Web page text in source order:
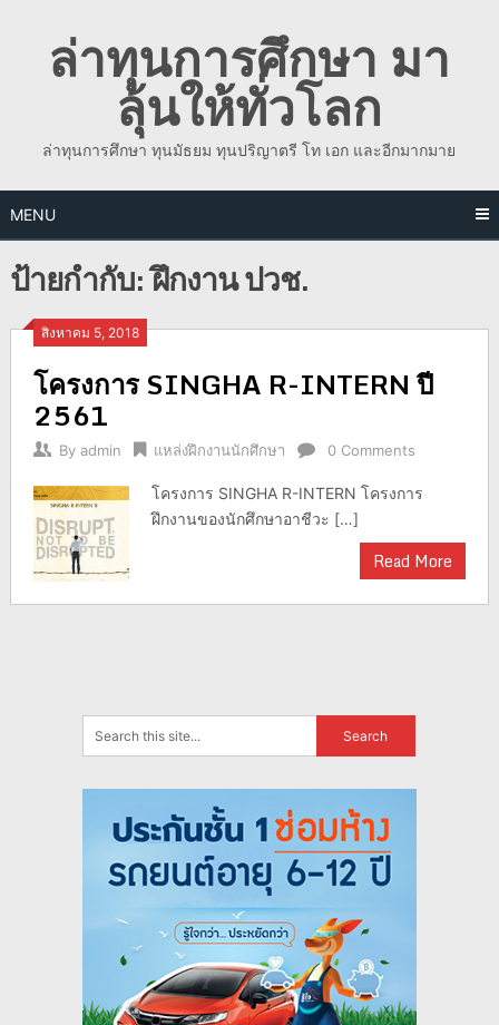
contentล่าทุนการศึกษา มา
ลุ้นให้ทั่วโลก
ล่าทุนการศึกษา ทุนมัธยม ทุนปริญาตรี โท เอก และอีกมากมาย
MENU
ป้ายกำกับ:ฝึกงาน ปวช.
สิงหาคม 5, 2018
โครงการ SINGHA R-INTERN ปี
2561
By admin แหล่งฝึกงานนักศึกษา 0 Comments
โครงการ SINGHA R-INTERN โครงการ
ฝึกงานของนักศึกษาอาชีวะ […]
Read More